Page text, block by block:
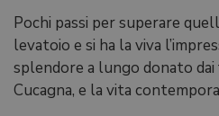
Pochi passi per superare
levatoio e si ha la viva
splendore a lungo donato dai
Cucagna, e la vita